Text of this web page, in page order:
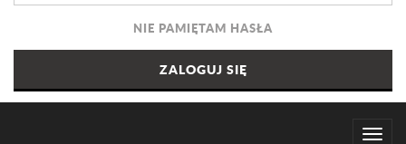
NIE PAMIĘTAM HASŁA